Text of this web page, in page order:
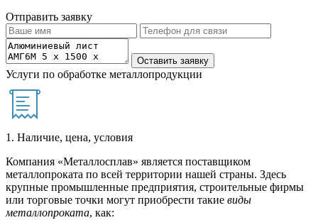
Отправить заявку
Услуги по обработке металлопродукции
1. Наличие, цена, условия
Компания «Металлосплав» является поставщиком
металлопроката по всей территории нашей страны. Здесь
крупные промышленные предприятия, строительные фирмы
или торговые точки могут приобрести такие виды
металлопроката, как: